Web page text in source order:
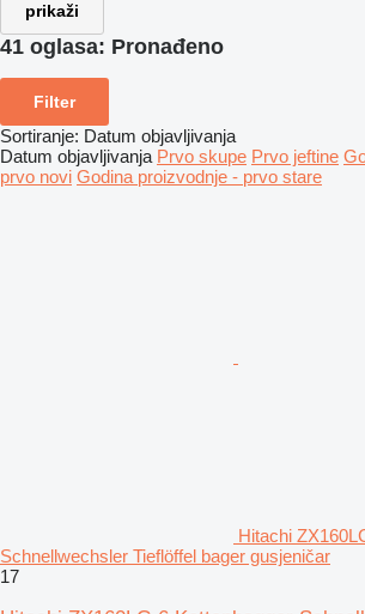
prikaži
41 oglasa: Pronađeno
Filter
Sortiranje: Datum objavljivanja
Datum objavljivanja Prvo skupe Prvo jeftine
prvo novi Godina proizvodnje - prvo stare
Hitachi
Schnellwechsler Tieflöffel bager gusjeničar
17